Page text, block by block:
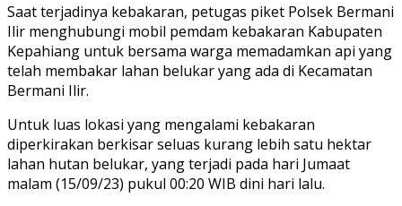
Saat terjadinya kebakaran, petugas piket Polsek Bermani
Ilir menghubungi mobil pemdam kebakaran Kabupaten
Kepahiang untuk bersama warga memadamkan api yang
telah membakar lahan belukar yang ada di Kecamatan
Bermani Ilir.
Untuk luas lokasi yang mengalami kebakaran
diperkirakan berkisar seluas kurang lebih satu hektar
lahan hutan belukar, yang terjadi pada hari Jumaat
malam (15/09/23) pukul 00:20 WIB dini hari lalu.